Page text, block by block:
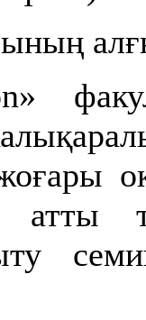
жоғары
атты